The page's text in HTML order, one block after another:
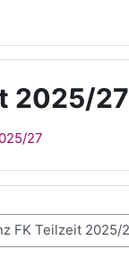
2025/27
27